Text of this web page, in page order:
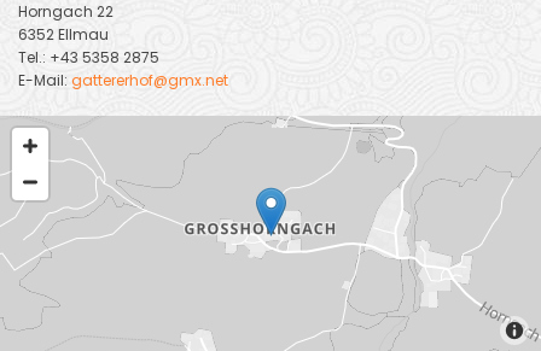
Horngach 22
6352 Ellmau
Tel.: +43 5358 2875
E-Mail: gattererhof@gmx.net